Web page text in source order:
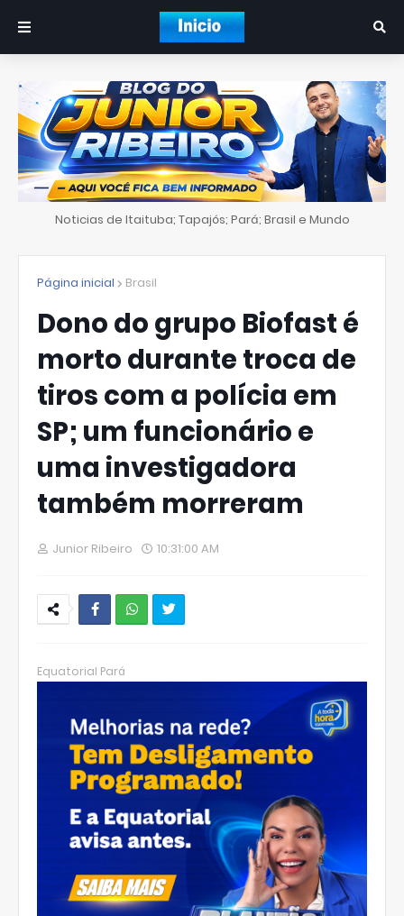
Noticias de Itaituba; Tapajós; Pará; Brasil e Mundo
Página inicial Brasil
Dono do grupo Biofast é
morto durante troca de
tiros com a polícia em
SP; um funcionário e
uma investigadora
também morreram
Junior Ribeiro 10:31:00 AM
hats
p
Equatorial Pará